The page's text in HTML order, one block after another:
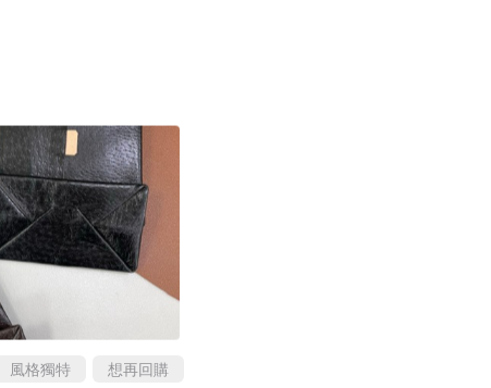
風格獨特 想再回購